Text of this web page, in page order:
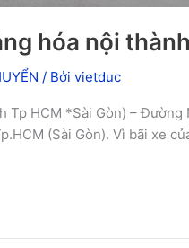
hóa nội
/ Bởi vietduc
Tp HCM *Sài Gòn) –
(Sài Gòn). Vì bãi xe